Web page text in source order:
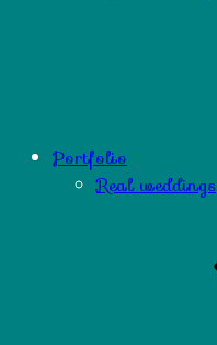
Portfolio
Real weddings